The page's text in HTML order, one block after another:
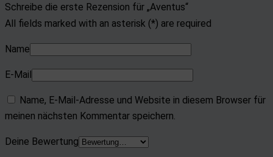
Schreibe die erste Rezension für „Aventus“
All fields marked with an asterisk (*) are required
Name
E-Mail
Name, E-Mail-Adresse und Website in diesem Browser für
meinen nächsten Kommentar speichern.
Deine Bewertung